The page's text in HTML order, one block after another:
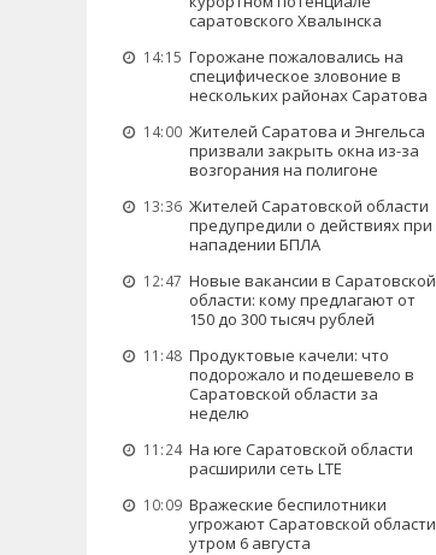
саратовского Хвалынска
14:15 Горожане пожаловались на
специфическое зловоние в
нескольких районах Саратова
14:00 Жителей Саратова и Энгельса
призвали закрыть окна из-за
возгорания на полигоне
13:36 Жителей Саратовской области
предупредили о действиях при
нападении БПЛА
12:47 Новые вакансии в Саратовской
области: кому предлагают от
150 до 300 тысяч рублей
11:48 Продуктовые качели: что
подорожало и подешевело в
Саратовской области за
неделю
11:24 На юге Саратовской области
расширили сеть LTE
10:09 Вражеские беспилотники
угрожают Саратовской области
утром 6 августа